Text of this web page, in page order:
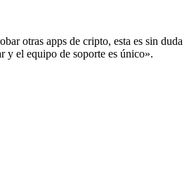
otras apps de cripto, esta es sin duda
y el equipo de soporte es único».